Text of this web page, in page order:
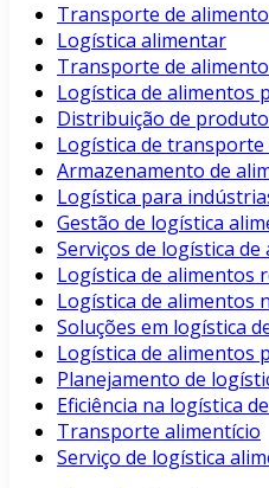
Transporte de
Logística alimentar
Transporte de
Logística de alimentos
Distribuição de
Logística de transporte
Armazenamento de
Logística para
Gestão de logística
Serviços de logística de
Logística de alimentos
Logística de alimentos
Soluções em logística
Logística de alimentos
Planejamento de
Eficiência na logística
Transporte alimentício
Serviço de logística